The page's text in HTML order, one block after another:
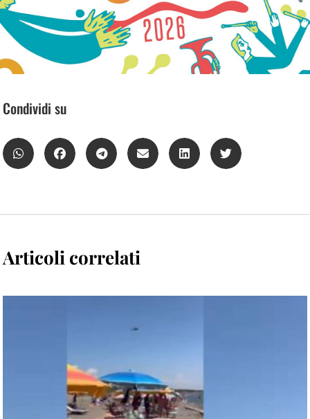
Condividi su
Articoli correlati